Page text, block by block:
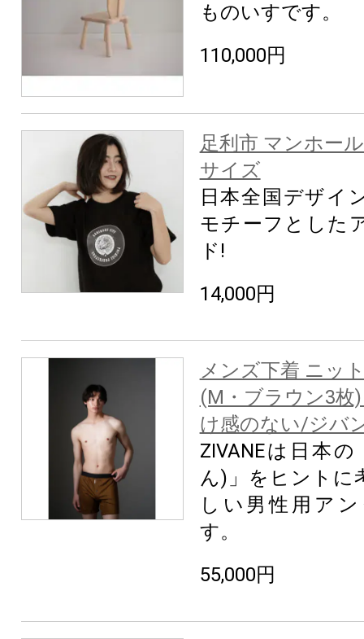
ものいすです。
110,000円
足利市 マンホー
サイズ
日本全国デザイ
モチーフとした
ド!
14,000円
メンズ下着 ニッ
(M・ブラウン3枚
け感のない/ジバ
ZIVANEは日本
ん)」をヒントに
しい男性用ア
す。
55,000円